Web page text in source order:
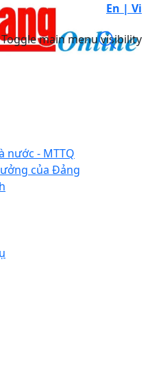
En | Vi
Toggle main menu visibility
nước - MTTQ
của Đảng